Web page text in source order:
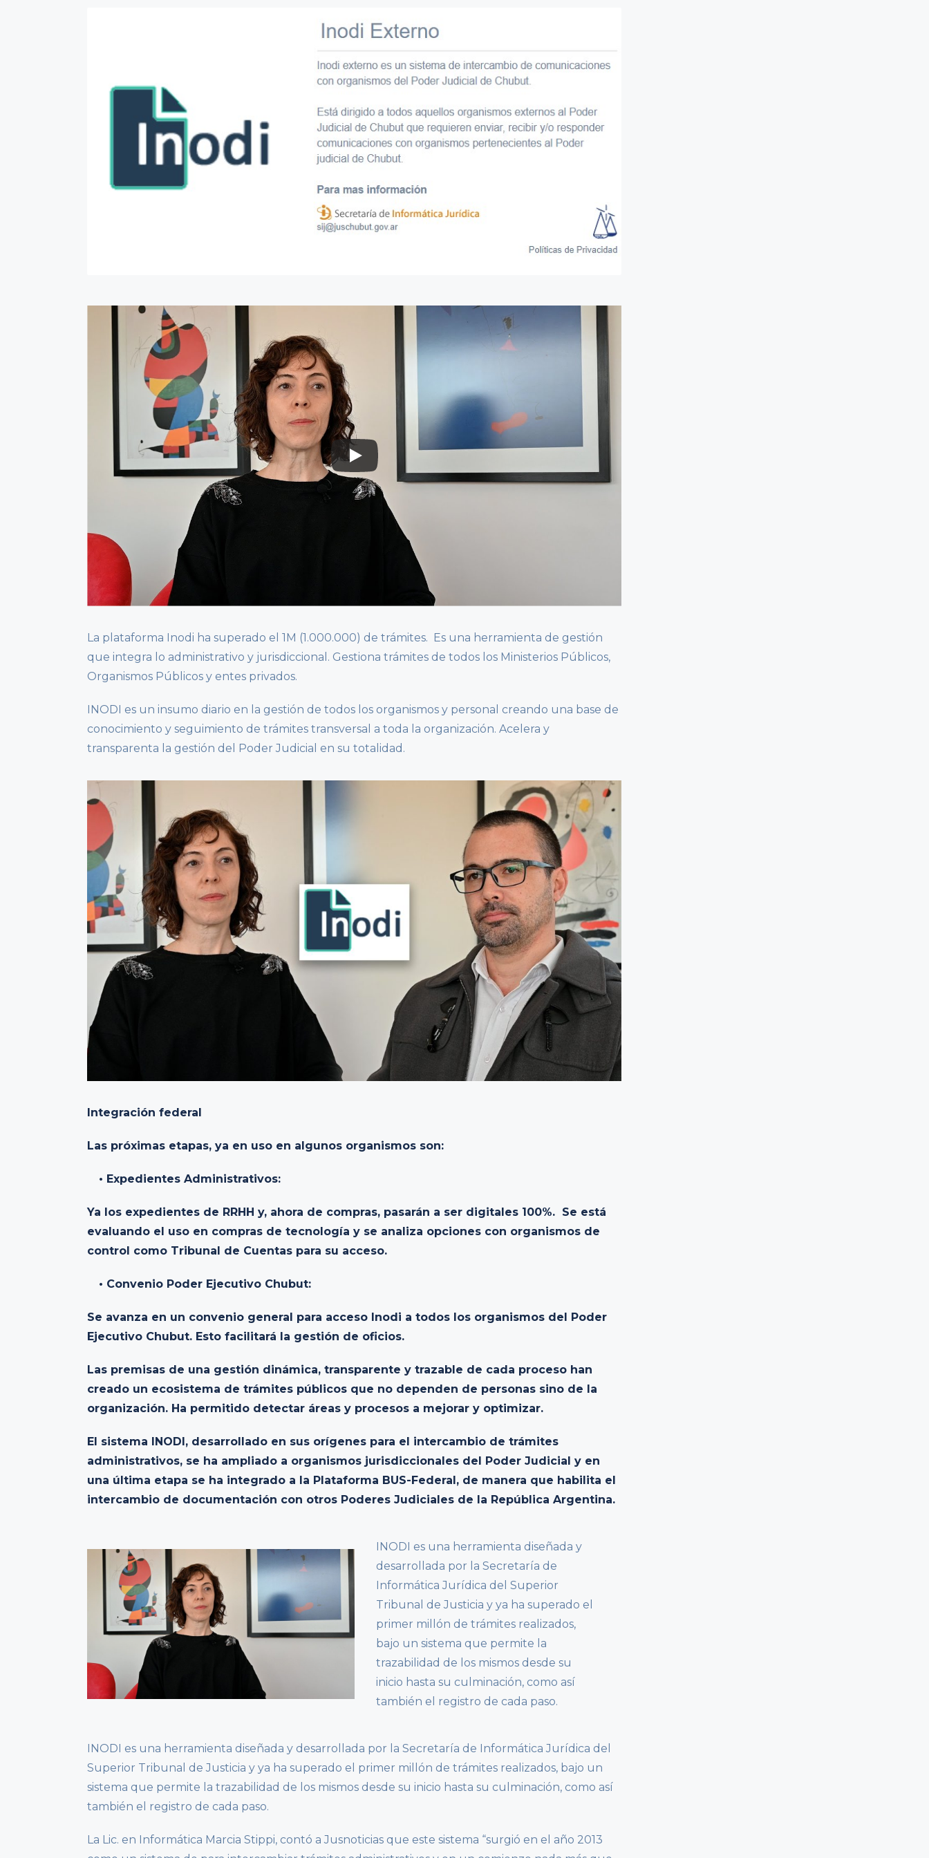
La plataforma Inodi ha superado el 1M (1.000.000) de trámites. Es una herramienta de gestión
que integra lo administrativo y jurisdiccional. Gestiona trámites de todos los Ministerios Públicos,
Organismos Públicos y entes privados.
INODI es un insumo diario en la gestión de todos los organismos y personal creando una base de
conocimiento y seguimiento de trámites transversal a toda la organización. Acelera y
transparenta la gestión del Poder Judicial en su totalidad.
Integración federal
Las próximas etapas, ya en uso en algunos organismos son:
• Expedientes Administrativos:
Ya los expedientes de RRHH y, ahora de compras, pasarán a ser digitales 100%. Se está
evaluando el uso en compras de tecnología y se analiza opciones con organismos de
control como Tribunal de Cuentas para su acceso.
• Convenio Poder Ejecutivo Chubut:
Se avanza en un convenio general para acceso Inodi a todos los organismos del Poder
Ejecutivo Chubut. Esto facilitará la gestión de oficios.
Las premisas de una gestión dinámica, transparente y trazable de cada proceso han
creado un ecosistema de trámites públicos que no dependen de personas sino de la
organización. Ha permitido detectar áreas y procesos a mejorar y optimizar.
El sistema INODI, desarrollado en sus orígenes para el intercambio de trámites
administrativos, se ha ampliado a organismos jurisdiccionales del Poder Judicial y en
una última etapa se ha integrado a la Plataforma BUS-Federal, de manera que habilita el
intercambio de documentación con otros Poderes Judiciales de la República Argentina.
INODI es una herramienta diseñada y
desarrollada por la Secretaría de
Informática Jurídica del Superior
Tribunal de Justicia y ya ha superado el
primer millón de trámites realizados,
bajo un sistema que permite la
trazabilidad de los mismos desde su
inicio hasta su culminación, como así
también el registro de cada paso.
INODI es una herramienta diseñada y desarrollada por la Secretaría de Informática Jurídica del
Superior Tribunal de Justicia y ya ha superado el primer millón de trámites realizados, bajo un
sistema que permite la trazabilidad de los mismos desde su inicio hasta su culminación, como así
también el registro de cada paso.
La Lic. en Informática Marcia Stippi, contó a Jusnoticias que este sistema “surgió en el año 2013